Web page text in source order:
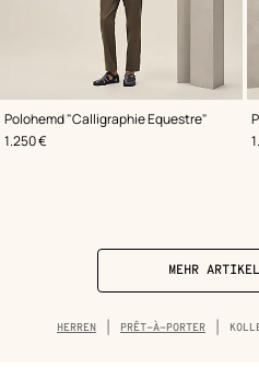
Polohemd "Calligraphie Equestre"
,Farbe:
Schwarz
,Preis
1.250 €
,
,
MEHR
Navigationspfad
für
HERREN PRÊT-À-PORTER